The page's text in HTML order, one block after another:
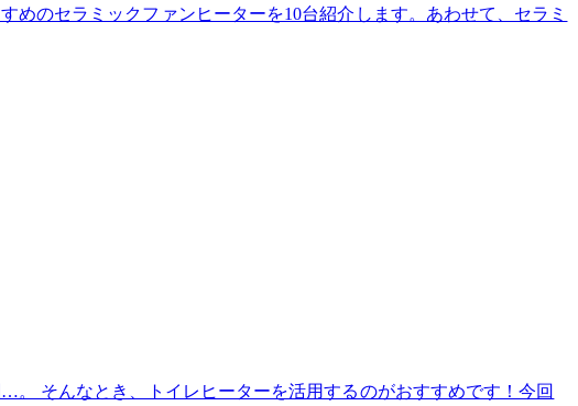
のセラミックファンヒーターを10台紹介します。あわせて、セラミ
そんなとき、トイレヒーターを活用するのがおすすめです！今回